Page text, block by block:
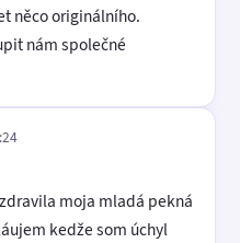
něco originálního.
nám společné
moja mladá pekná
kedže som úchyl